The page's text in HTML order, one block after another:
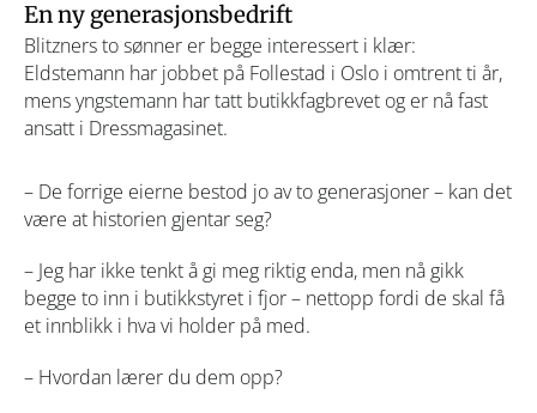
En ny generasjonsbedrift
Blitzners to sønner er begge interessert i klær:
Eldstemann har jobbet på Follestad i Oslo i omtrent ti år,
mens yngstemann har tatt butikkfagbrevet og er nå fast
ansatt i Dressmagasinet.
– De forrige eierne bestod jo av to generasjoner – kan det
være at historien gjentar seg?
– Jeg har ikke tenkt å gi meg riktig enda, men nå gikk
begge to inn i butikkstyret i fjor – nettopp fordi de skal få
et innblikk i hva vi holder på med.
– Hvordan lærer du dem opp?